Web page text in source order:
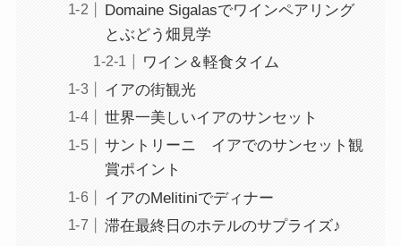
Domaine Sigalasでワインペアリング
とぶどう畑見学
ワイン＆軽食タイム
イアの街観光
世界一美しいイアのサンセット
サントリーニ イアでのサンセット観
賞ポイント
イアのMelitiniでディナー
滞在最終日のホテルのサプライズ♪